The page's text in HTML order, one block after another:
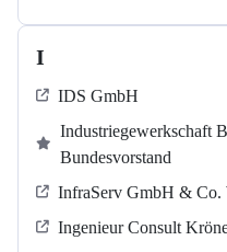
I
IDS GmbH
Industriegewerkschaft
Bundesvorstand
InfraServ GmbH & Co.
Ingenieur Consult